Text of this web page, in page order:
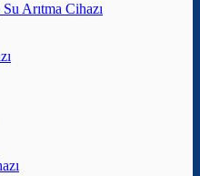
Arıtma Cihazı